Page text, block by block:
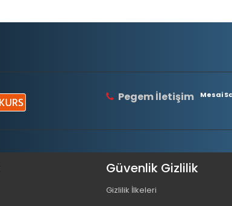
Pegem İletişim Mesai
Güvenlik Gizlilik
Gizlilik İlkeleri